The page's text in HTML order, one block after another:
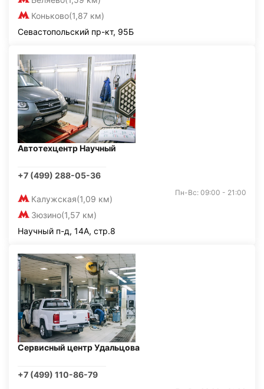
Коньково(1,87 км)
Севастопольский пр-кт, 95Б
Автотехцентр Научный
+7 (499) 288-05-36
Калужская(1,09 км)
Зюзино(1,57 км)
Пн-Вс: 09:00 - 21:00
Научный п-д, 14А, стр.8
Сервисный центр Удальцова
+7 (499) 110-86-79